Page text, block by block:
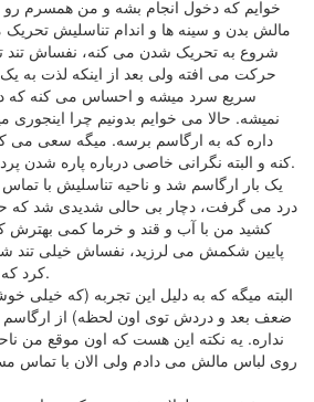
خوایم که دخول انجام بشه و من همسرم
مالش بدن و سینه ها و اندام تناسلیش
شروع به تحریک شدن می کنه، نفساش تند
حرکت می افته ولی بعد از اینکه لذت به
سریع سرد میشه و احساس می کنه که
نمیشه. حالا می خوایم بدونیم چرا
داره که به ارگاسم برسه. میگه سعی می
کنه و البته نگرانی خاصی درباره پاره شدن پرده بکارتش هم نداره.
یک بار ارگاسم شد و ناحیه تناسلیش با
درد می گرفت، دچار بی حالی شدیدی شد
کشید من با آب و قند و خرما کمی بهترش
پایین شکمش می لرزید، نفساش خیلی تند
کرد که در آغوش بگیرمش.
البته میگه که به دلیل این تجربه (که خیلی
ضعف بعد و دردش توی اون لحظه) از
نداره. یه نکته این هست که اون موقع من
روی لباس مالش می دادم ولی الان با تماس